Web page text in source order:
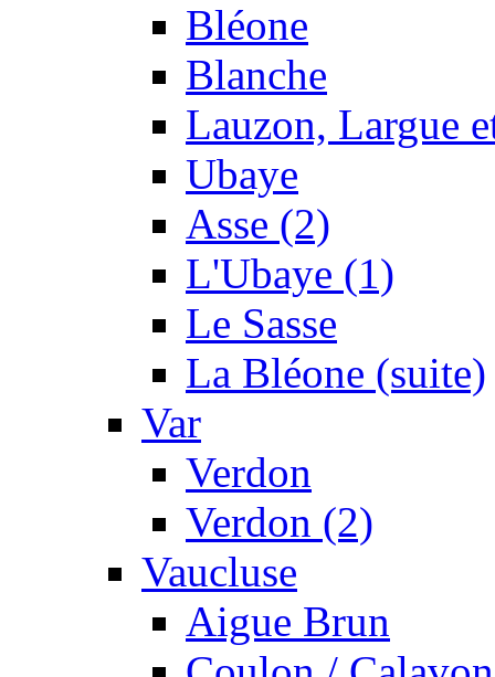
Bléone
Blanche
Lauzon, Largue
Ubaye
Asse (2)
L'Ubaye (1)
Le Sasse
La Bléone (suite)
Var
Verdon
Verdon (2)
Vaucluse
Aigue Brun